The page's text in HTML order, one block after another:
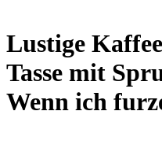
Lustige
Tasse mit
Wenn ich